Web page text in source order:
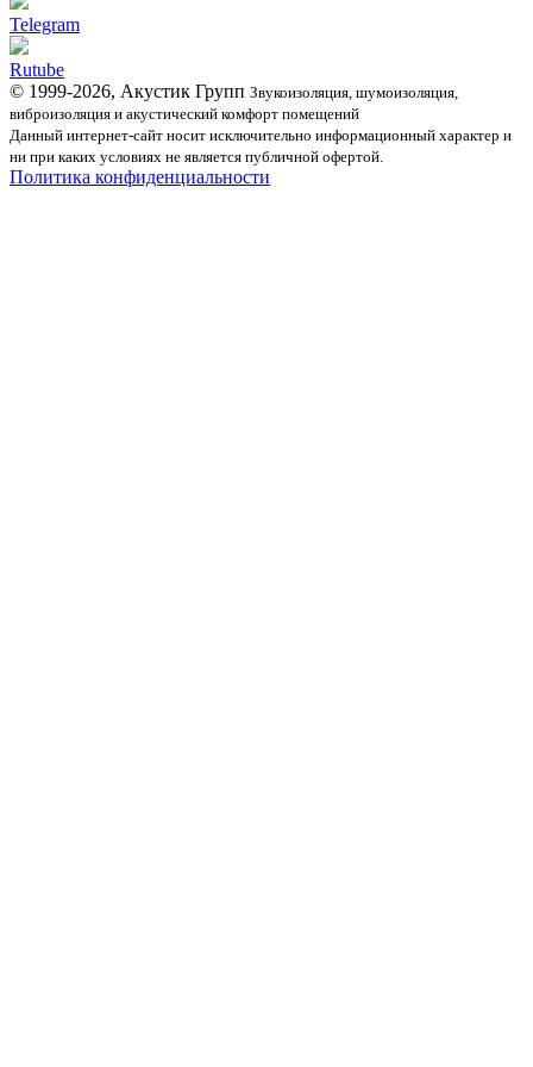
Telegram
Rutube
© 1999-2026, Акустик Групп Звукоизоляция, шумоизоляция,
виброизоляция и акустический комфорт помещений
Данный интернет-сайт носит исключительно информационный характер и
ни при каких условиях не является публичной офертой.
Политика конфиденциальности